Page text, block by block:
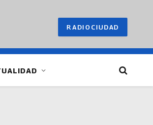
RADIOCIUDAD